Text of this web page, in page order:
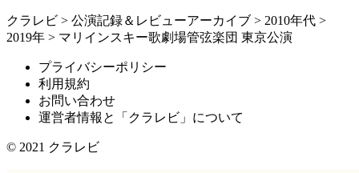
クラレビ > 公演記録＆レビューアーカイブ > 2010年代 >
2019年 > マリインスキー歌劇場管弦楽団 東京公演
プライバシーポリシー
利用規約
お問い合わせ
運営者情報と「クラレビ」について
© 2021 クラレビ